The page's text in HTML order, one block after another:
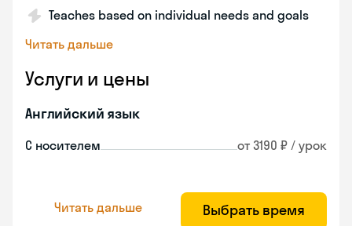
Teaches based on individual needs and goals
Читать дальше
Услуги и цены
Английский язык
С носителем от 3190 ₽ / урок
Читать дальше Выбрать время